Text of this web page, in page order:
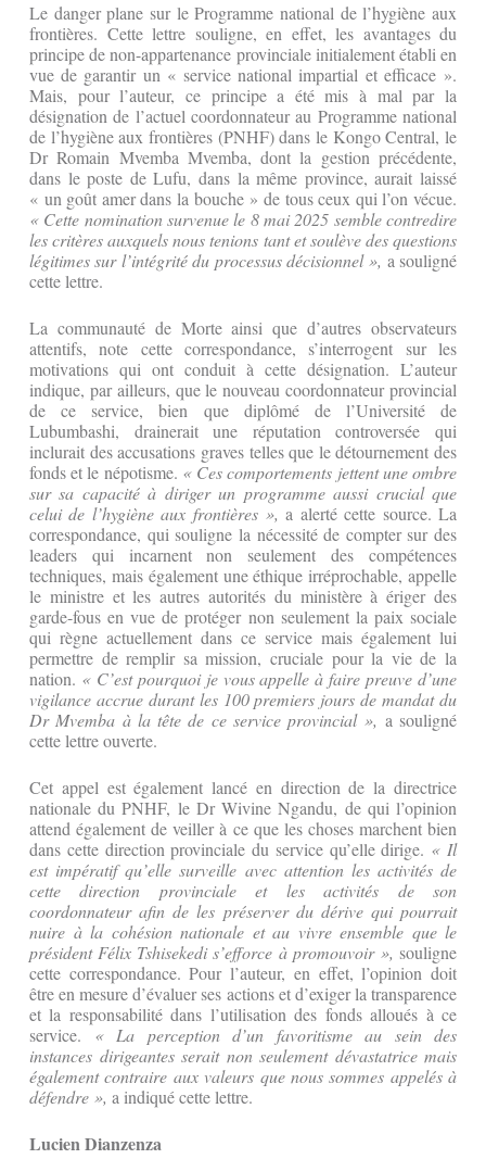
Le danger plane sur le Programme national de l’hygiène aux
frontières. Cette lettre souligne, en effet, les avantages du
principe de non-appartenance provinciale initialement établi en
vue de garantir un « service national impartial et efficace ».
Mais, pour l’auteur, ce principe a été mis à mal par la
désignation de l’actuel coordonnateur au Programme national
de l’hygiène aux frontières (PNHF) dans le Kongo Central, le
Dr Romain Mvemba Mvemba, dont la gestion précédente,
dans le poste de Lufu, dans la même province, aurait laissé
« un goût amer dans la bouche » de tous ceux qui l’on vécue.
« Cette nomination survenue le 8 mai 2025 semble contredire
les critères auxquels nous tenions tant et soulève des questions
légitimes sur l’intégrité du processus décisionnel », a souligné
cette lettre.
La communauté de Morte ainsi que d’autres observateurs
attentifs, note cette correspondance, s’interrogent sur les
motivations qui ont conduit à cette désignation. L’auteur
indique, par ailleurs, que le nouveau coordonnateur provincial
de ce service, bien que diplômé de l’Université de
Lubumbashi, drainerait une réputation controversée qui
inclurait des accusations graves telles que le détournement des
fonds et le népotisme. « Ces comportements jettent une ombre
sur sa capacité à diriger un programme aussi crucial que
celui de l’hygiène aux frontières »,a alerté cette source. La
correspondance, qui souligne la nécessité de compter sur des
leaders qui incarnent non seulement des compétences
techniques, mais également une éthique irréprochable, appelle
le ministre et les autres autorités du ministère à ériger des
garde-fous en vue de protéger non seulement la paix sociale
qui règne actuellement dans ce service mais également lui
permettre de remplir sa mission, cruciale pour la vie de la
nation. « C’est pourquoi je vous appelle à faire preuve d’une
vigilance accrue durant les 100 premiers jours de mandat du
Dr Mvemba à la tête de ce service provincial », a souligné
cette lettre ouverte.
Cet appel est également lancé en direction de la directrice
nationale du PNHF, le Dr Wivine Ngandu, de qui l’opinion
attend également de veiller à ce que les choses marchent bien
dans cette direction provinciale du service qu’elle dirige. « Il
est impératif qu’elle surveille avec attention les activités de
cette direction provinciale et les activités de son
coordonnateur afin de les préserver du dérive qui pourrait
nuire à la cohésion nationale et au vivre ensemble que le
président Félix Tshisekedi s’efforce à promouvoir », souligne
cette correspondance. Pour l’auteur, en effet, l’opinion doit
être en mesure d’évaluer ses actions et d’exiger la transparence
et la responsabilité dans l’utilisation des fonds alloués à ce
service. « La perception d’un favoritisme au sein des
instances dirigeantes serait non seulement dévastatrice mais
également contraire aux valeurs que nous sommes appelés à
défendre », a indiqué cette lettre.
Lucien Dianzenza